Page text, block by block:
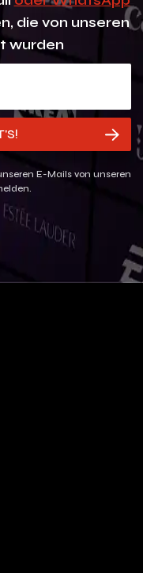
die von unseren
wurden
E-Mails von unseren